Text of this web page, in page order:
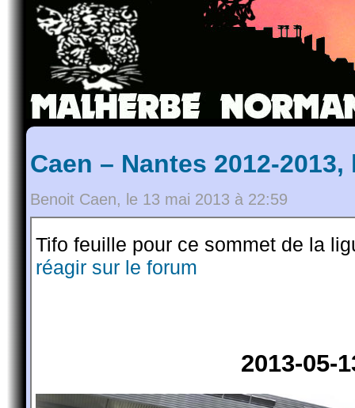
Caen – Nantes 2012-
Benoit Caen, le 13 mai 2013 à 22:59
Tifo feuille pour ce sommet de la
réagir sur le forum
2013-05-